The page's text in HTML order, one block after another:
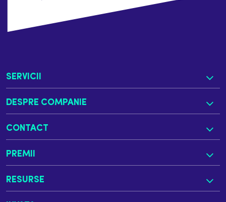
SERVICII
DESPRE COMPANIE
CONTACT
PREMII
RESURSE